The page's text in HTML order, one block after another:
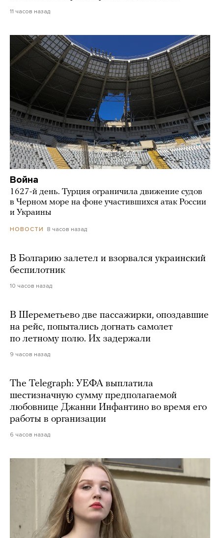
11 часов назад
Война
1627-й день. Турция ограничила движение судов
в Черном море на фоне участившихся атак России
и Украины
НОВОСТИ 8 часов назад
В Болгарию залетел и взорвался украинский
беспилотник
10 часов назад
В Шереметьево две пассажирки, опоздавшие
на рейс, попытались догнать самолет
по летному полю. Их задержали
9 часов назад
The Telegraph: УЕФА выплатила
шестизначную сумму предполагаемой
любовнице Джанни Инфантино во время его
работы в организации
6 часов назад